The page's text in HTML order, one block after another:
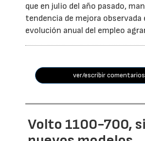
que en julio del año pasado,
tendencia de mejora observada
evolución anual del empleo
ver/escribir comentarios
Volto 1100-700,